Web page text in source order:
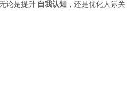
论是提升 自我认知 ，还是优化人际关